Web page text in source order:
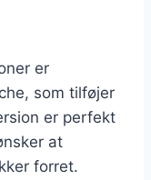
er
som tilføjer
er perfekt
at
forret.